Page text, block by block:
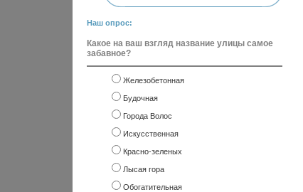
Наш опрос:
Какое на ваш взгляд название улицы самое
забавное?
Железобетонная
Будочная
Города Волос
Искусственная
Красно-зеленых
Лысая гора
Обогатительная